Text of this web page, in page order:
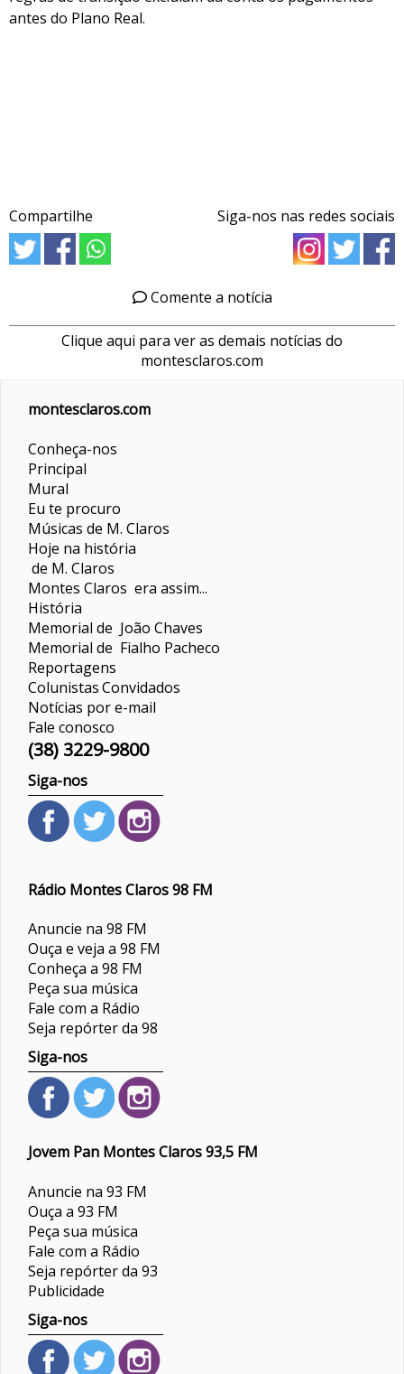
antes do Plano Real.
Compartilhe Siga-nos nas redes sociais
Comente a notícia
Clique aqui para ver as demais notícias do
montesclaros.com
montesclaros.com
Conheça-nos
Principal
Mural
Eu te procuro
Músicas de M. Claros
Hoje na história
de M. Claros
Montes Claros era assim...
História
Memorial de João Chaves
Memorial de Fialho Pacheco
Reportagens
ColunistasConvidados
Notícias por e-mail
Fale conosco
(38) 3229-9800
Siga-nos
Rádio Montes Claros 98 FM
Anuncie na 98 FM
Ouça e veja a 98 FM
Conheça a 98 FM
Peça sua música
Fale com a Rádio
Seja repórter da 98
Siga-nos
Jovem Pan Montes Claros 93,5 FM
Anuncie na 93 FM
Ouça a 93 FM
Peça sua música
Fale com a Rádio
Seja repórter da 93
Publicidade
Siga-nos